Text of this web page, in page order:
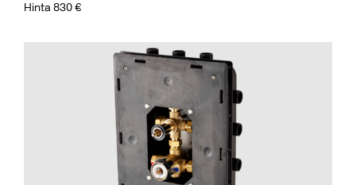
Hinta 830 €